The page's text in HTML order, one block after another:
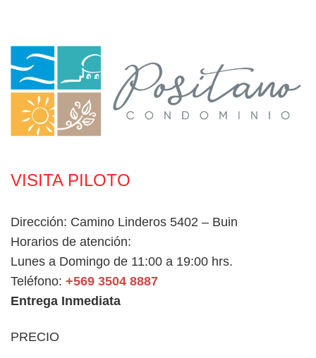
VISITA PILOTO
Dirección: Camino Linderos 5402 – Buin
Horarios de atención:
Lunes a Domingo de 11:00 a 19:00 hrs.
Teléfono: +569 3504 8887
Entrega Inmediata
PRECIO